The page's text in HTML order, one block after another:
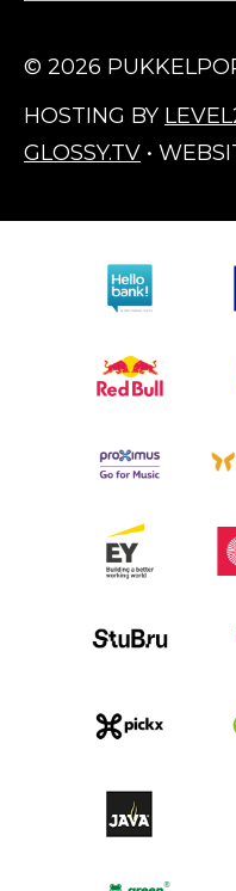
© 2026
HOSTING BY
GLOSSY.TV •